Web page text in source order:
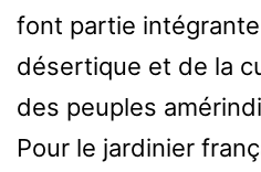
font partie
désertique et de la
des peuples
Pour le jardinier